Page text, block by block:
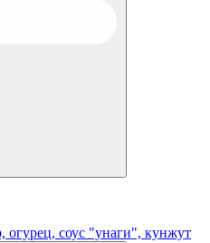
огурец, соус "унаги", кунжут